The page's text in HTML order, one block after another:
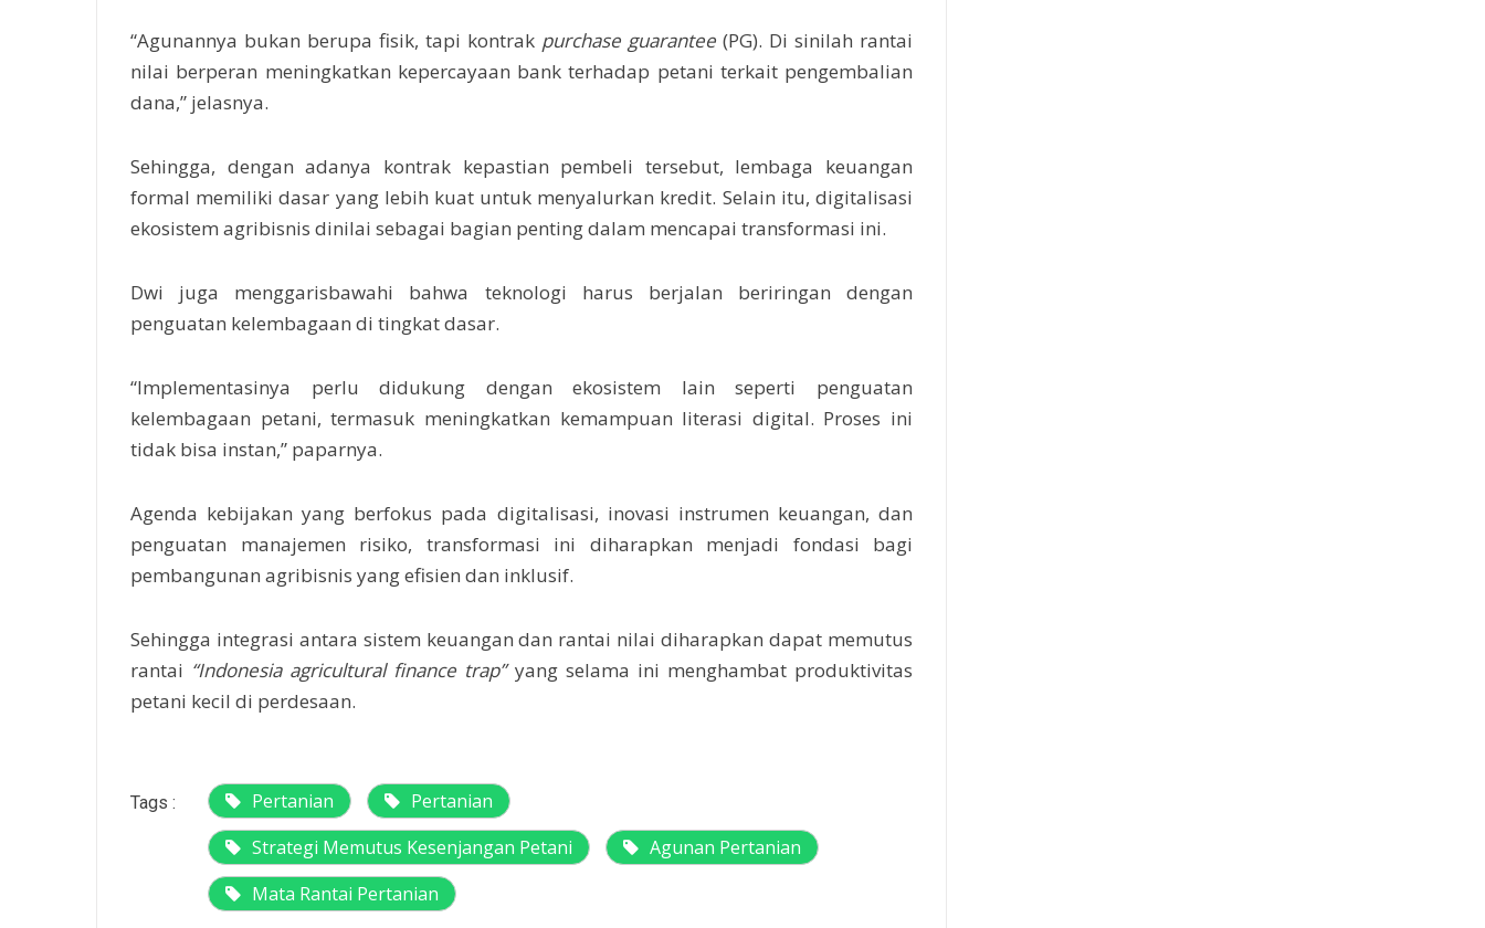
“Agunannya bukan berupa fisik, tapi kontrak purchase guarantee (PG). Di sinilah rantai
nilai berperan meningkatkan kepercayaan bank terhadap petani terkait pengembalian
dana,” jelasnya.
Sehingga, dengan adanya kontrak kepastian pembeli tersebut, lembaga keuangan
formal memiliki dasar yang lebih kuat untuk menyalurkan kredit. Selain itu, digitalisasi
ekosistem agribisnis dinilai sebagai bagian penting dalam mencapai transformasi ini.
Dwi juga menggarisbawahi bahwa teknologi harus berjalan beriringan dengan
penguatan kelembagaan di tingkat dasar.
“Implementasinya perlu didukung dengan ekosistem lain seperti penguatan
kelembagaan petani, termasuk meningkatkan kemampuan literasi digital. Proses ini
tidak bisa instan,” paparnya.
Agenda kebijakan yang berfokus pada digitalisasi, inovasi instrumen keuangan, dan
penguatan manajemen risiko, transformasi ini diharapkan menjadi fondasi bagi
pembangunan agribisnis yang efisien dan inklusif.
Sehingga integrasi antara sistem keuangan dan rantai nilai diharapkan dapat memutus
rantai “Indonesia agricultural finance trap”yang selama ini menghambat produktivitas
petani kecil di perdesaan.
Tags : Pertanian
Pertanian
Strategi Memutus Kesenjangan Petani
Agunan Pertanian
Mata Rantai Pertanian